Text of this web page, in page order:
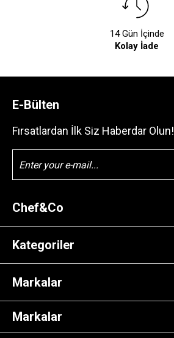
14 Gün İçinde
Kolay İade
E-Bülten
Fırsatlardan İlk Siz Haberdar Olun!
Chef&Co
Kategoriler
Markalar
Markalar